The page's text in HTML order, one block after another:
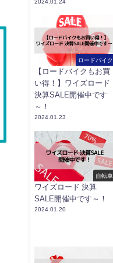
2024.01.24
ロードバイク
【ロードバイクもお買
い得！】ワイズロード
決算SALE開催中です
～！
2024.01.23
自転車
ワイズロード 決算
SALE開催中です～！
2024.01.20